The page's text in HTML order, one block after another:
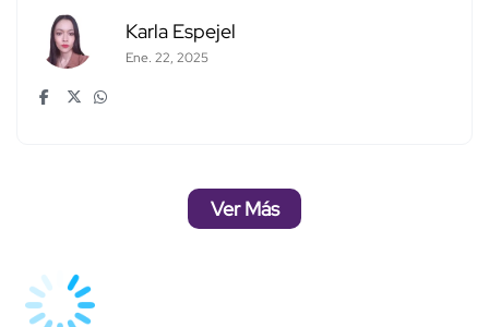
Karla Espejel
Ene. 22, 2025
Ver Más